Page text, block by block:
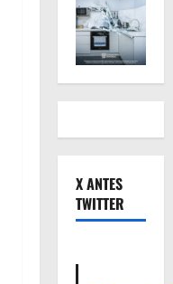
X ANTES
TWITTER